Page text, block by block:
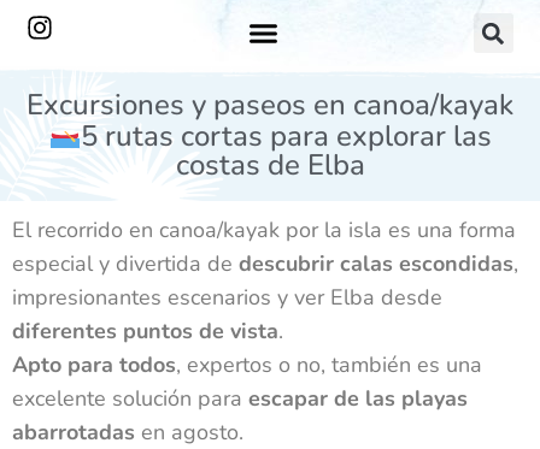
Excursiones y paseos en canoa/kayak
5 rutas cortas para explorar las
costas de Elba
El recorrido en canoa/kayak por la isla es una forma
especial y divertida de descubrir calas escondidas,
impresionantes escenarios y ver Elba desde
diferentes puntos de vista.
Apto para todos, expertos o no, también es una
excelente solución para escapar de las playas
abarrotadas en agosto.